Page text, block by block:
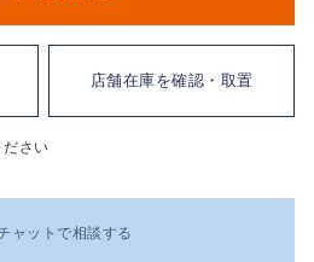
店舗在庫を確認・取置
さい
ャットで相談する